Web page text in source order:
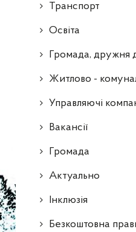
Транспорт
Освіта
Громада, дружня
Житлово -
Управляючі
Ваканcії
Громада
Актуально
Інклюзія
Безкоштовна